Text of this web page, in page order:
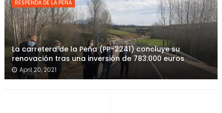
RESPENDA DE LA PEÑA
La carretera de la Peña (PP-2241) concluye su
renovación tras una inversión de 783.000 euros
April 20, 2021